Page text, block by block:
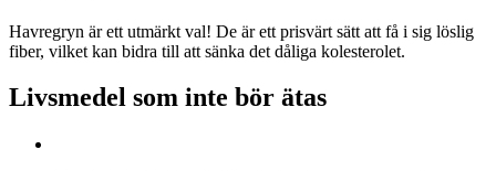
Havregryn är ett utmärkt val! De är ett prisvärt sätt att få i sig löslig
fiber, vilket kan bidra till att sänka det dåliga kolesterolet.
Livsmedel som inte bör ätas